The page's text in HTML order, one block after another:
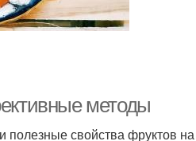
методы
полезные свойства фруктов